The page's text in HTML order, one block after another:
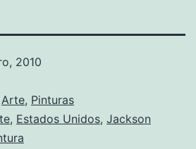
2010
Arte, Pinturas
, Estados Unidos, Jackson